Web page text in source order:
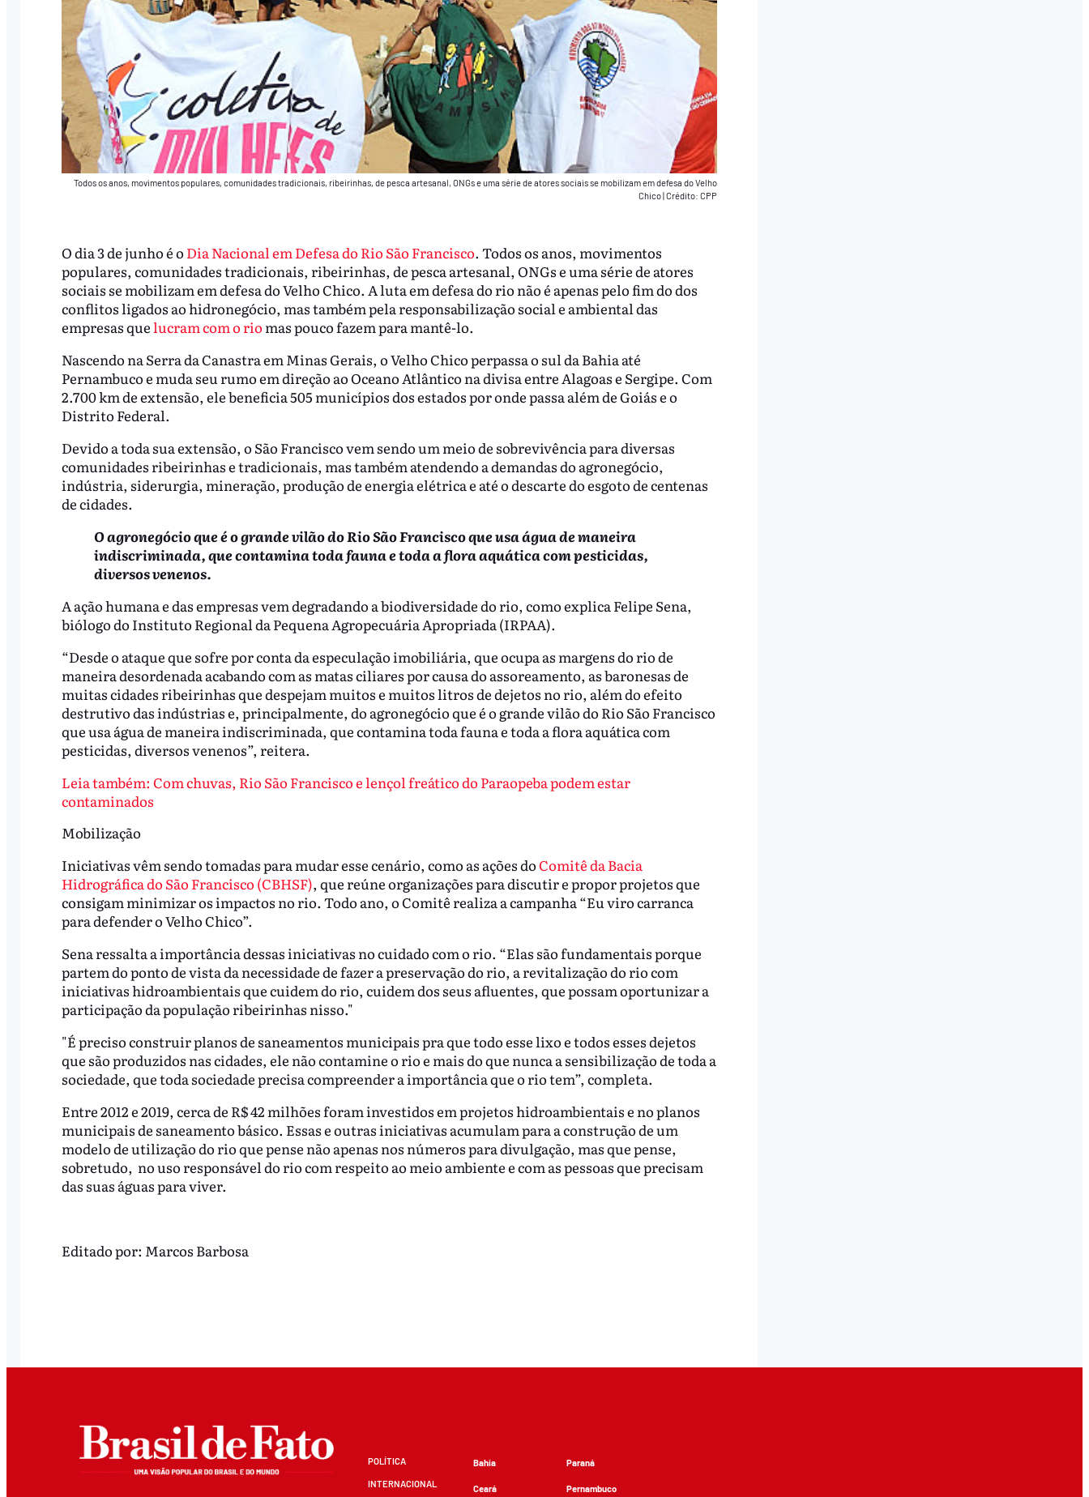
Todos os anos, movimentos populares, comunidades tradicionais, ribeirinhas, de pesca artesanal, ONGs e uma série de atores sociais se mobilizam em defesa do Velho
Chico|Crédito: CPP
O dia 3 de junho é o Dia Nacional em Defesa do Rio São Francisco. Todos os anos, movimentos
populares, comunidades tradicionais, ribeirinhas, de pesca artesanal, ONGs e uma série de atores
sociais se mobilizam em defesa do Velho Chico. A luta em defesa do rio não é apenas pelo fim do dos
conflitos ligados ao hidronegócio, mas também pela responsabilização social e ambiental das
empresas quelucram com o rio mas pouco fazem para mantê-lo.
Nascendo na Serra da Canastra em Minas Gerais, o Velho Chico perpassa o sul da Bahia até
Pernambuco e muda seu rumo em direção ao Oceano Atlântico na divisa entre Alagoas e Sergipe. Com
2.700 km de extensão, ele beneficia 505 municípios dos estados por onde passa além de Goiás e o
Distrito Federal.
Devido a toda sua extensão, o São Francisco vem sendo um meio de sobrevivência para diversas
comunidades ribeirinhas e tradicionais, mas também atendendo a demandas do agronegócio,
indústria, siderurgia, mineração, produção de energia elétrica e até o descarte do esgoto de centenas
de cidades.
O agronegócio que é o grande vilão do Rio São Francisco que usa água de maneira
indiscriminada, que contamina toda fauna e toda a flora aquática com pesticidas,
diversos venenos.
A ação humana e das empresas vem degradando a biodiversidade do rio, como explica Felipe Sena,
biólogo do Instituto Regional da Pequena Agropecuária Apropriada (IRPAA).
“Desde o ataque que sofre por conta da especulação imobiliária, que ocupa as margens do rio de
maneira desordenada acabando com as matas ciliares por causa do assoreamento, as baronesas de
muitas cidades ribeirinhas que despejam muitos e muitos litros de dejetos no rio, além do efeito
destrutivo das indústrias e, principalmente, do agronegócio que é o grande vilão do Rio São Francisco
que usa água de maneira indiscriminada, que contamina toda fauna e toda a flora aquática com
pesticidas, diversos venenos”, reitera.
Leia também: Com chuvas, Rio São Francisco e lençol freático do Paraopeba podem estar
contaminados
Mobilização
Iniciativas vêm sendo tomadas para mudar esse cenário, como as ações doComitê da Bacia
Hidrográfica do São Francisco (CBHSF), que reúne organizações para discutir e propor projetos que
consigam minimizar os impactos no rio. Todo ano, o Comitê realiza a campanha “Eu viro carranca
para defender o Velho Chico”.
Sena ressalta a importância dessas iniciativas no cuidado com o rio. “Elas são fundamentais porque
partem do ponto de vista da necessidade de fazer a preservação do rio, a revitalização do rio com
iniciativas hidroambientais que cuidem do rio, cuidem dos seus afluentes, que possam oportunizar a
participação da população ribeirinhas nisso."
"É preciso construir planos de saneamentos municipais pra que todo esse lixo e todos esses dejetos
que são produzidos nas cidades, ele não contamine o rio e mais do que nunca a sensibilização de toda a
sociedade, que toda sociedade precisa compreender a importância que o rio tem”, completa.
Entre 2012 e 2019, cerca de R$ 42 milhões foram investidos em projetos hidroambientais e no planos
municipais de saneamento básico. Essas e outras iniciativas acumulam para a construção de um
modelo de utilização do rio que pense não apenas nos números para divulgação, mas que pense,
sobretudo, no uso responsável do rio com respeito ao meio ambiente e com as pessoas que precisam
das suas águas para viver.
Editado por: Marcos Barbosa
POLÍTICA
INTERNACIONAL
Bahia
Ceará
Paraná
Pernambuco